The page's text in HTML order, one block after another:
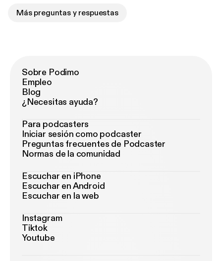
Más preguntas y respuestas
Sobre Podimo
Empleo
Blog
¿Necesitas ayuda?
Para podcasters
Iniciar sesión como podcaster
Preguntas frecuentes de Podcaster
Normas de la comunidad
Escuchar en iPhone
Escuchar en Android
Escuchar en la web
Instagram
Tiktok
Youtube